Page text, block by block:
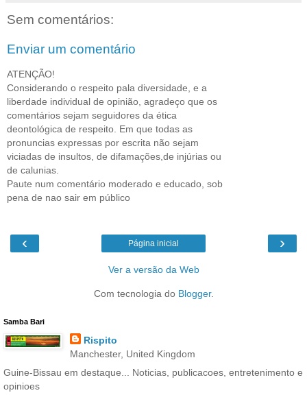
Sem comentários:
Enviar um comentário
ATENÇÃO!
Considerando o respeito pala diversidade, e a
liberdade individual de opinião, agradeço que os
comentários sejam seguidores da ética
deontológica de respeito. Em que todas as
pronuncias expressas por escrita não sejam
viciadas de insultos, de difamações,de injúrias ou
de calunias.
Paute num comentário moderado e educado, sob
pena de nao sair em público
‹ ›
Página inicial
Ver a versão da Web
Com tecnologia do Blogger.
Samba Bari
Rispito
Manchester, United Kingdom
Guine-Bissau em destaque... Noticias, publicacoes, entretenimento e
opinioes